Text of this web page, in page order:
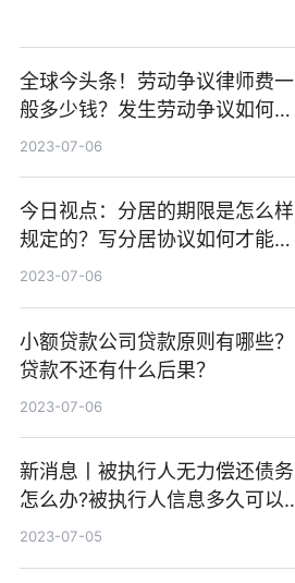
全球今头条！劳动争议律师费一
般多少钱？发生劳动争议如何算
工资？
2023-07-06
今日视点：分居的期限是怎么样
规定的？写分居协议如何才能有
效？
2023-07-06
小额贷款公司贷款原则有哪些？
贷款不还有什么后果？
2023-07-06
新消息丨被执行人无力偿还债务
怎么办?被执行人信息多久可以
消除?
2023-07-05